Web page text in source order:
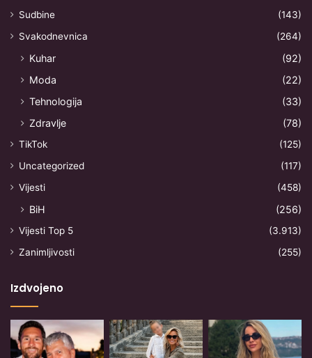
Sudbine
(143)
Svakodnevnica
(264)
Kuhar
(92)
Moda
(22)
Tehnologija
(33)
Zdravlje
(78)
TikTok
(125)
Uncategorized
(117)
Vijesti
(458)
BiH (256)
Vijesti Top 5
(3.913)
Zanimljivosti
(255)
Izdvojeno